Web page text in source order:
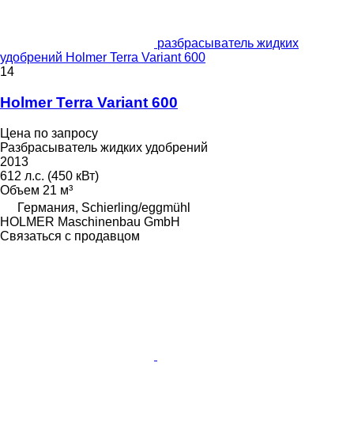
разбрасыватель жидких
удобрений Holmer Terra Variant 600
14
Holmer Terra Variant 600
Цена по запросу
Разбрасыватель жидких удобрений
2013
612 л.с. (450 кВт)
Объем 21 м³
Германия, Schierling/eggmühl
HOLMER Maschinenbau GmbH
Связаться с продавцом